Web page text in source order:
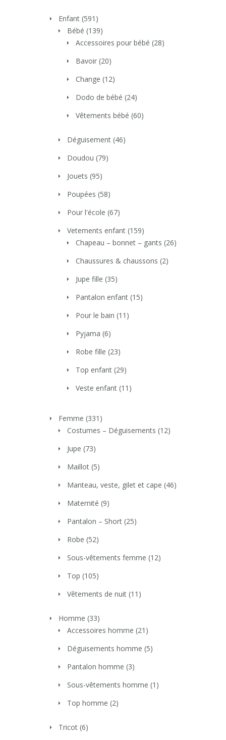
Enfant (591)
Bébé (139)
Accessoires pour bébé (28)
Bavoir (20)
Change (12)
Dodo de bébé (24)
Vêtements bébé (60)
Déguisement (46)
Doudou (79)
Jouets (95)
Poupées (58)
Pour l'école (67)
Vetements enfant (159)
Chapeau – bonnet – gants (26)
Chaussures & chaussons (2)
Jupe fille (35)
Pantalon enfant (15)
Pour le bain (11)
Pyjama (6)
Robe fille (23)
Top enfant (29)
Veste enfant (11)
Femme (331)
Costumes – Déguisements (12)
Jupe (73)
Maillot (5)
Manteau, veste, gilet et cape (46)
Maternité (9)
Pantalon – Short (25)
Robe (52)
Sous-vêtements femme (12)
Top (105)
Vêtements de nuit (11)
Homme (33)
Accessoires homme (21)
Déguisements homme (5)
Pantalon homme (3)
Sous-vêtements homme (1)
Top homme (2)
Tricot (6)